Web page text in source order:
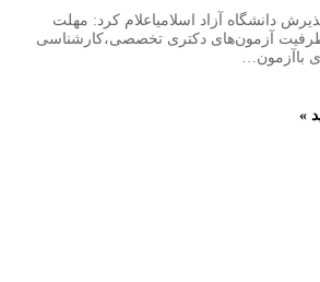
دانشگاه آزاد اسلامیاعلام کرد: مهلت
آزمون‌های دکتری تخصصی،کارشناسی
باآزمون…
»